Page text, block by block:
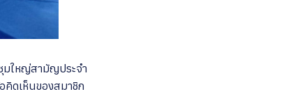
มใหญ่สามัญประจำ
คิดเห็นของสมาชิก